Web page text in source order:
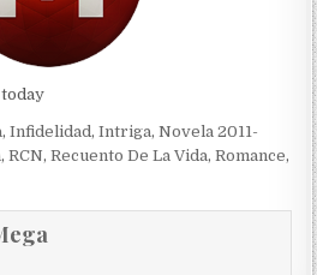
,Infidelidad ,Intriga,Novela 2011-
,RCN,Recuento De La Vida,Romance,